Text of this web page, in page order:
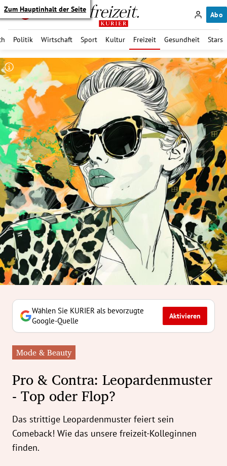
Zum Hauptinhalt der Seite
Abo
Politik Wirtschaft Sport Kultur Freizeit Gesundheit Stars
Untermenü
Untermenü
Untermenü
Untermenü
Untermenü
Untermenü
Untermenü
Untermenü
Untermenü
Untermenü
Wählen Sie KURIER als bevorzugte
Google-Quelle
Aktivieren
Mode & Beauty
Pro & Contra: Leopardenmuster
- Top oder Flop?
Das strittige Leopardenmuster feiert sein
Comeback! Wie das unsere freizeit-Kolleginnen
finden.